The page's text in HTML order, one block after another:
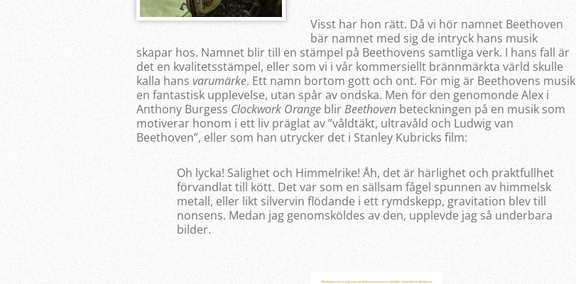
Visst har hon rätt. Då vi hör namnet Beethoven
bär namnet med sig de intryck hans musik
skapar hos. Namnet blir till en stämpel på Beethovens samtliga verk. I hans fall är
det en kvalitetsstämpel, eller som vi i vår kommersiellt brännmärkta värld skulle
kalla hans varumärke. Ett namn bortom gott och ont. För mig är Beethovens musik
en fantastisk upplevelse, utan spår av ondska. Men för den genomonde Alex i
Anthony Burgess Clockwork Orange blirBeethoven beteckningen på en musik som
motiverar honom i ett liv präglat av ”våldtäkt, ultravåld och Ludwig van
Beethoven”, eller som han utrycker det i Stanley Kubricks film:
Oh lycka! Salighet och Himmelrike! Åh, det är härlighet och praktfullhet
förvandlat till kött. Det var som en sällsam fågel spunnen av himmelsk
metall, eller likt silvervin flödande i ett rymdskepp, gravitation blev till
nonsens. Medan jag genomsköldes av den, upplevde jag så underbara
bilder.